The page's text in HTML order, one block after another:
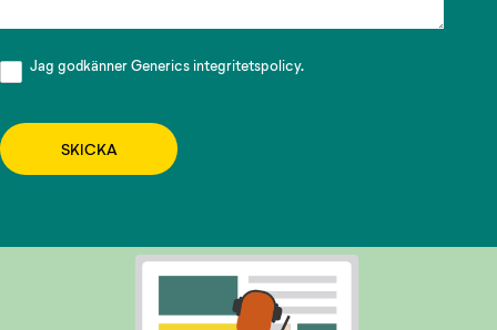
Jag godkänner Genericsintegritetspolicy.
SKICKA